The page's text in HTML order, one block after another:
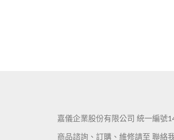
嘉儀企業股份有限公司 統一編號
商品諮詢、訂購、維修請至 聯絡